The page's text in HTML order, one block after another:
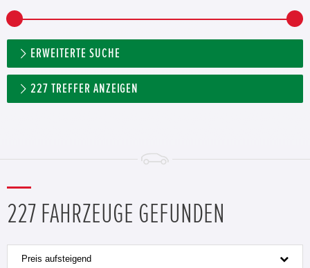
ERWEITERTE SUCHE
227 TREFFER ANZEIGEN
227 FAHRZEUGE GEFUNDEN
Preis aufsteigend